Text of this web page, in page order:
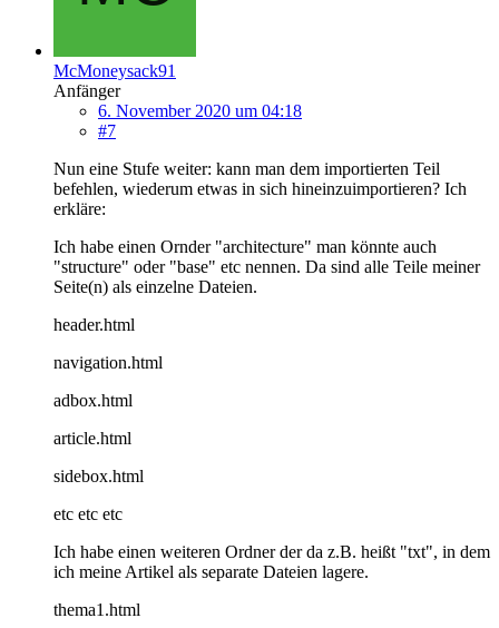
McMoneysack91
Anfänger
6. November 2020 um 04:18
#7
Nun eine Stufe weiter: kann man dem importierten Teil
befehlen, wiederum etwas in sich hineinzuimportieren? Ich
erkläre:
Ich habe einen Ornder "architecture" man könnte auch
"structure" oder "base" etc nennen. Da sind alle Teile meiner
Seite(n) als einzelne Dateien.
header.html
navigation.html
adbox.html
article.html
sidebox.html
etc etc etc
Ich habe einen weiteren Ordner der da z.B. heißt "txt", in dem
ich meine Artikel als separate Dateien lagere.
thema1.html